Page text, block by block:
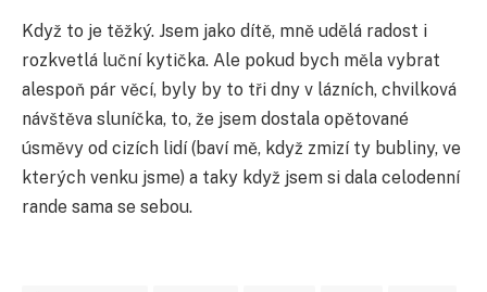
Když to je těžký. Jsem jako dítě, mně udělá radost i
rozkvetlá luční kytička. Ale pokud bych měla vybrat
alespoň pár věcí, byly by to tři dny v lázních, chvilková
návštěva sluníčka, to, že jsem dostala opětované
úsměvy od cizích lidí (baví mě, když zmizí ty bubliny, ve
kterých venku jsme) a taky když jsem si dala celodenní
rande sama se sebou.